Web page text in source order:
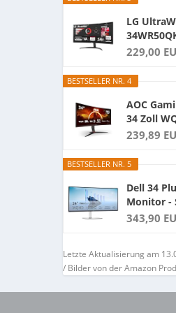
LG
Curved...
229,00
BESTSELLER NR. 4
AOC
34 Zoll
Monitor...
239,89
BESTSELLER NR. 5
Dell 34
Monitor -
WQHD...
343,90
Letzte Aktualisierung am
/ Bilder von der Amazon